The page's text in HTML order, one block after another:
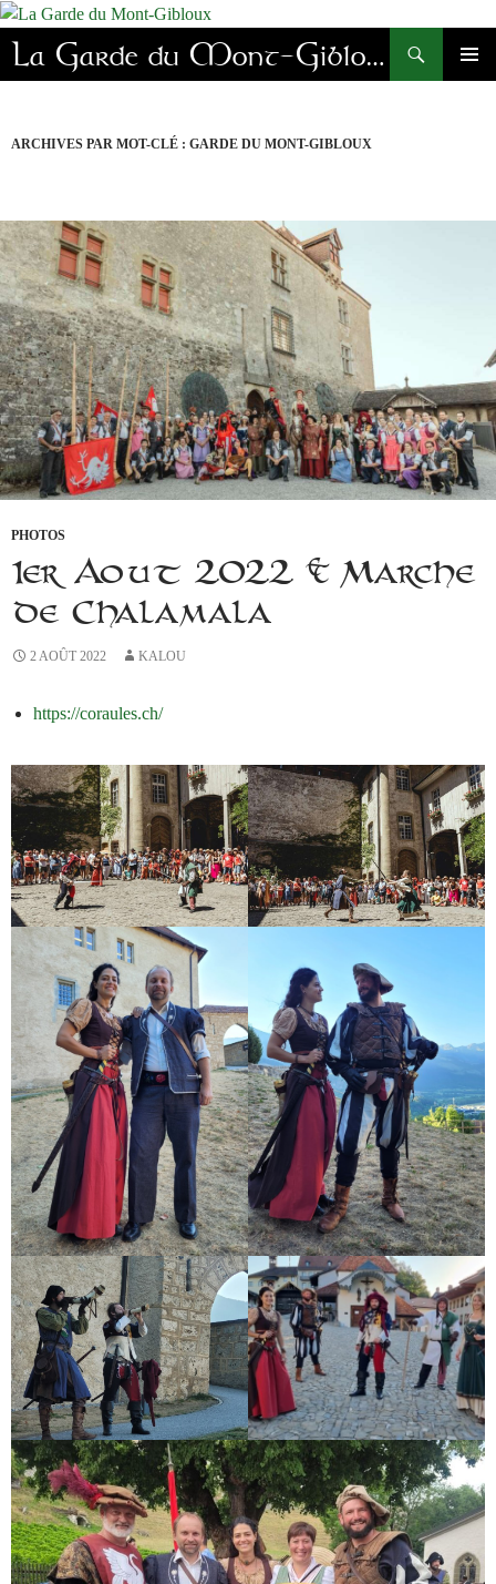
Aller
au
contenu
La Garde du Mont-Gibloux
Recherche
ARCHIVES PAR MOT-CLÉ : GARDE DU MONT-GIBLOUX
PHOTOS
1er Août 2022 & Marche
de Chalamala
2 AOÛT 2022 KALOU
https://coraules.ch/